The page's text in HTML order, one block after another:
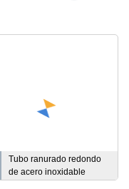
Tubo ranurado redondo
de acero inoxidable